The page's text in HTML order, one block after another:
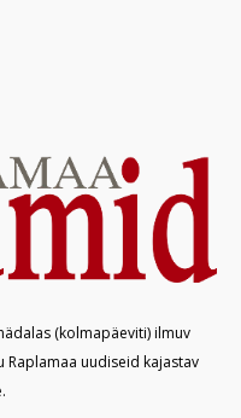
(kolmapäeviti) ilmuv
uudiseid kajastav